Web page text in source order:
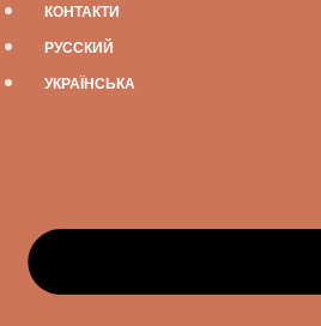
КОНТАКТИ
РУССКИЙ
УКРАЇНСЬКА